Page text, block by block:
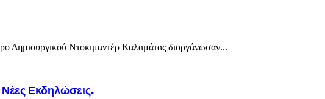
Δημιουργικού Ντοκιμαντέρ Καλαμάτας διοργάνωσαν...
Εκδηλώσεις.